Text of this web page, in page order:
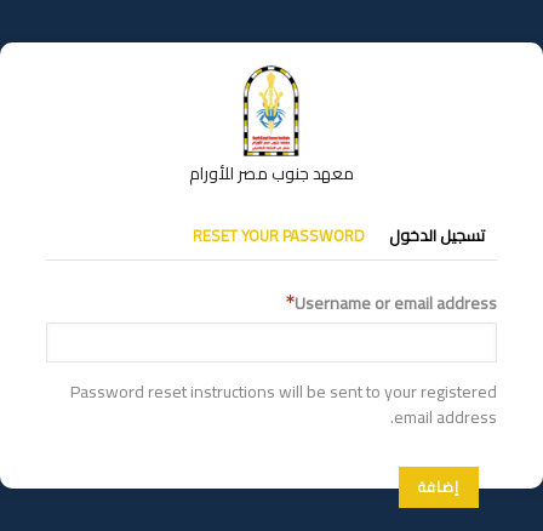
إلى
المحتوى
معهد جنوب مصر للأورام
التبويبات
الأساسية
تسجيل الدخول RESET YOUR PASSWORD
Username or email address
Password reset instructions will be sent to your registered
email address.